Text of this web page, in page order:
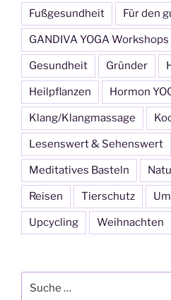
Fußgesundheit Für den
GANDIVA YOGA Workshops
Gesundheit Gründer
Heilpflanzen Hormon
Klang/Klangmassage
Lesenswert & Sehenswert
Meditatives Basteln
Reisen Tierschutz
Upcycling Weihnachten
nach: